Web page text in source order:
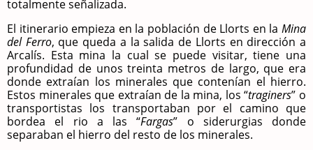
totalmente señalizada.
El itinerario empieza en la población de Llorts en la Mina
del Ferro, que queda a la salida de Llorts en dirección a
Arcalís. Esta mina la cual se puede visitar, tiene una
profundidad de unos treinta metros de largo, que era
donde extraían los minerales que contenían el hierro.
Estos minerales que extraían de la mina, los “traginers” o
transportistas los transportaban por el camino que
bordea el rio a las “Fargas” o siderurgias donde
separaban el hierro del resto de los minerales.